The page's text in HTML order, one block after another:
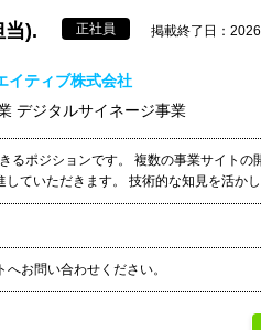
当). 正社員 掲載終了日：
イティブ株式会社
デジタルサイネージ事業
るポジションです。 複数の事業サイトの
ていただきます。 技術的な知見を活か
お問い合わせください。